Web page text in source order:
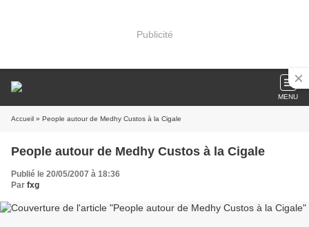
Publicité
MENU
Accueil » People autour de Medhy Custos à la Cigale
People autour de Medhy Custos à la Cigale
Publié le 20/05/2007 à 18:36
Par fxg